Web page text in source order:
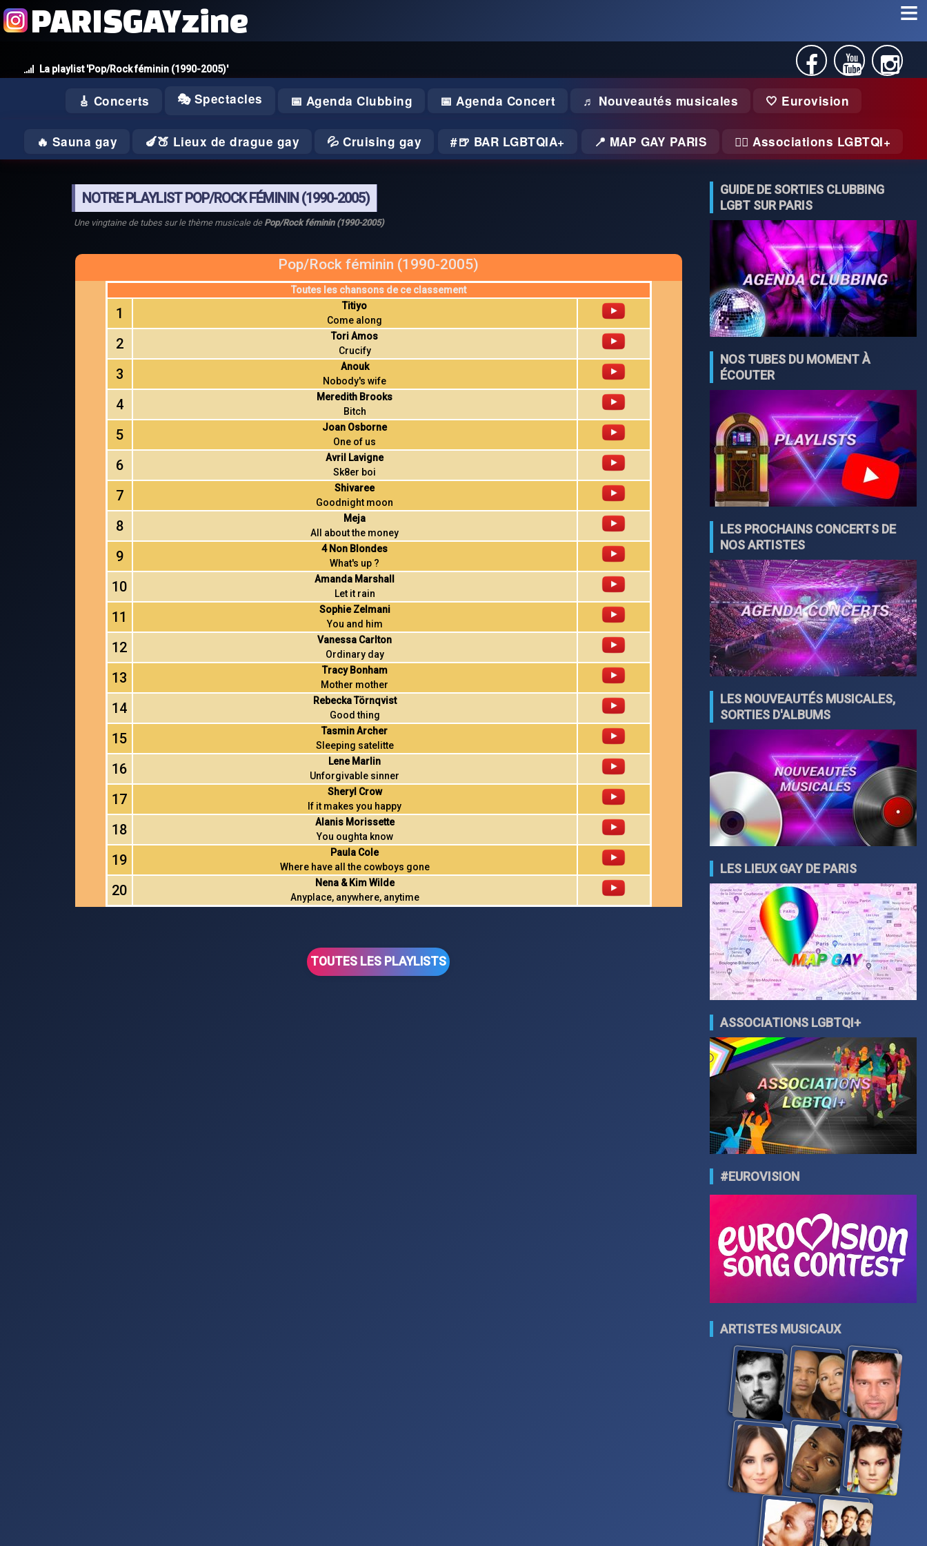
La playlist 'Pop/Rock féminin (1990-2005)'
PARISGAYzine
🎸 Concerts 🎭 Spectacles 📅 Agenda Clubbing 📅 Agenda Concert ♬ Nouveautés musicales 🤍 Eurovision
🔥 Sauna gay 🍆🍑 Lieux de drague gay 💦 Cruising gay 🍺 BAR LGBTQIA+ 📍 MAP GAY PARIS 🏃‍♂️ Associations LGBTQI+
NOTRE PLAYLIST POP/ROCK FÉMININ (1990-2005)
Une vingtaine de tubes sur le thème musicale de Pop/Rock féminin (1990-2005)
Pop/Rock féminin (1990-2005)
Toutes les chansons de ce classement
1
Titiyo
Come along
2
Tori Amos
Crucify
3
Anouk
Nobody's wife
4
Meredith Brooks
Bitch
5
Joan Osborne
One of us
6
Avril Lavigne
Sk8er boi
7
Shivaree
Goodnight moon
8
Meja
All about the money
9
4 Non Blondes
What's up ?
10
Amanda Marshall
Let it rain
11
Sophie Zelmani
You and him
12
Vanessa Carlton
Ordinary day
13
Tracy Bonham
Mother mother
14
Rebecka Törnqvist
Good thing
15
Tasmin Archer
Sleeping satelitte
16
Lene Marlin
Unforgivable sinner
17
Sheryl Crow
If it makes you happy
18
Alanis Morissette
You oughta know
19
Paula Cole
Where have all the cowboys gone
20
Nena & Kim Wilde
Anyplace, anywhere, anytime
TOUTES LES PLAYLISTS
GUIDE DE SORTIES CLUBBING
LGBT SUR PARIS
NOS TUBES DU MOMENT À
ÉCOUTER
LES PROCHAINS CONCERTS DE
NOS ARTISTES
LES NOUVEAUTÉS MUSICALES,
SORTIES D'ALBUMS
LES LIEUX GAY DE PARIS
ASSOCIATIONS LGBTQI+
#EUROVISION
ARTISTES MUSICAUX